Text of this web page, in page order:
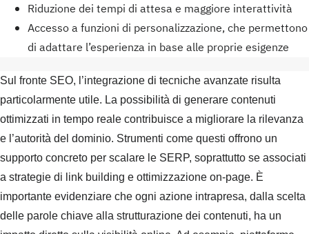
Riduzione dei tempi di attesa e maggiore interattività
Accesso a funzioni di personalizzazione, che permettono
di adattare l’esperienza in base alle proprie esigenze
Sul fronte SEO, l’integrazione di tecniche avanzate risulta
particolarmente utile. La possibilità di generare contenuti
ottimizzati in tempo reale contribuisce a migliorare la rilevanza
e l’autorità del dominio. Strumenti come questi offrono un
supporto concreto per scalare le SERP, soprattutto se associati
a strategie di link building e ottimizzazione on‑page. È
importante evidenziare che ogni azione intrapresa, dalla scelta
delle parole chiave alla strutturazione dei contenuti, ha un